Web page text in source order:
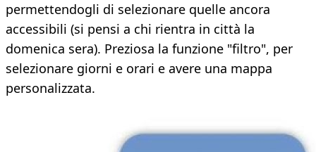
permettendogli di selezionare quelle ancora
accessibili (si pensi a chi rientra in città la
domenica sera). Preziosa la funzione "filtro", per
selezionare giorni e orari e avere una mappa
personalizzata.